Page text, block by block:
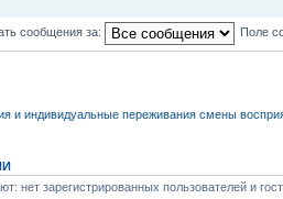
сообщения за: Поле
и индивидуальные переживания смены
нет зарегистрированных пользователей и